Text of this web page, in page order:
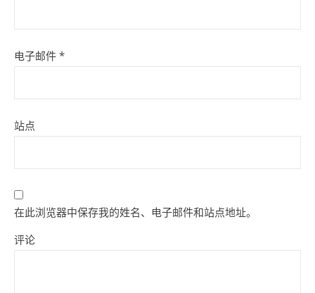
电子邮件 *
站点
在此浏览器中保存我的姓名、电子邮件和站点地址。
评论